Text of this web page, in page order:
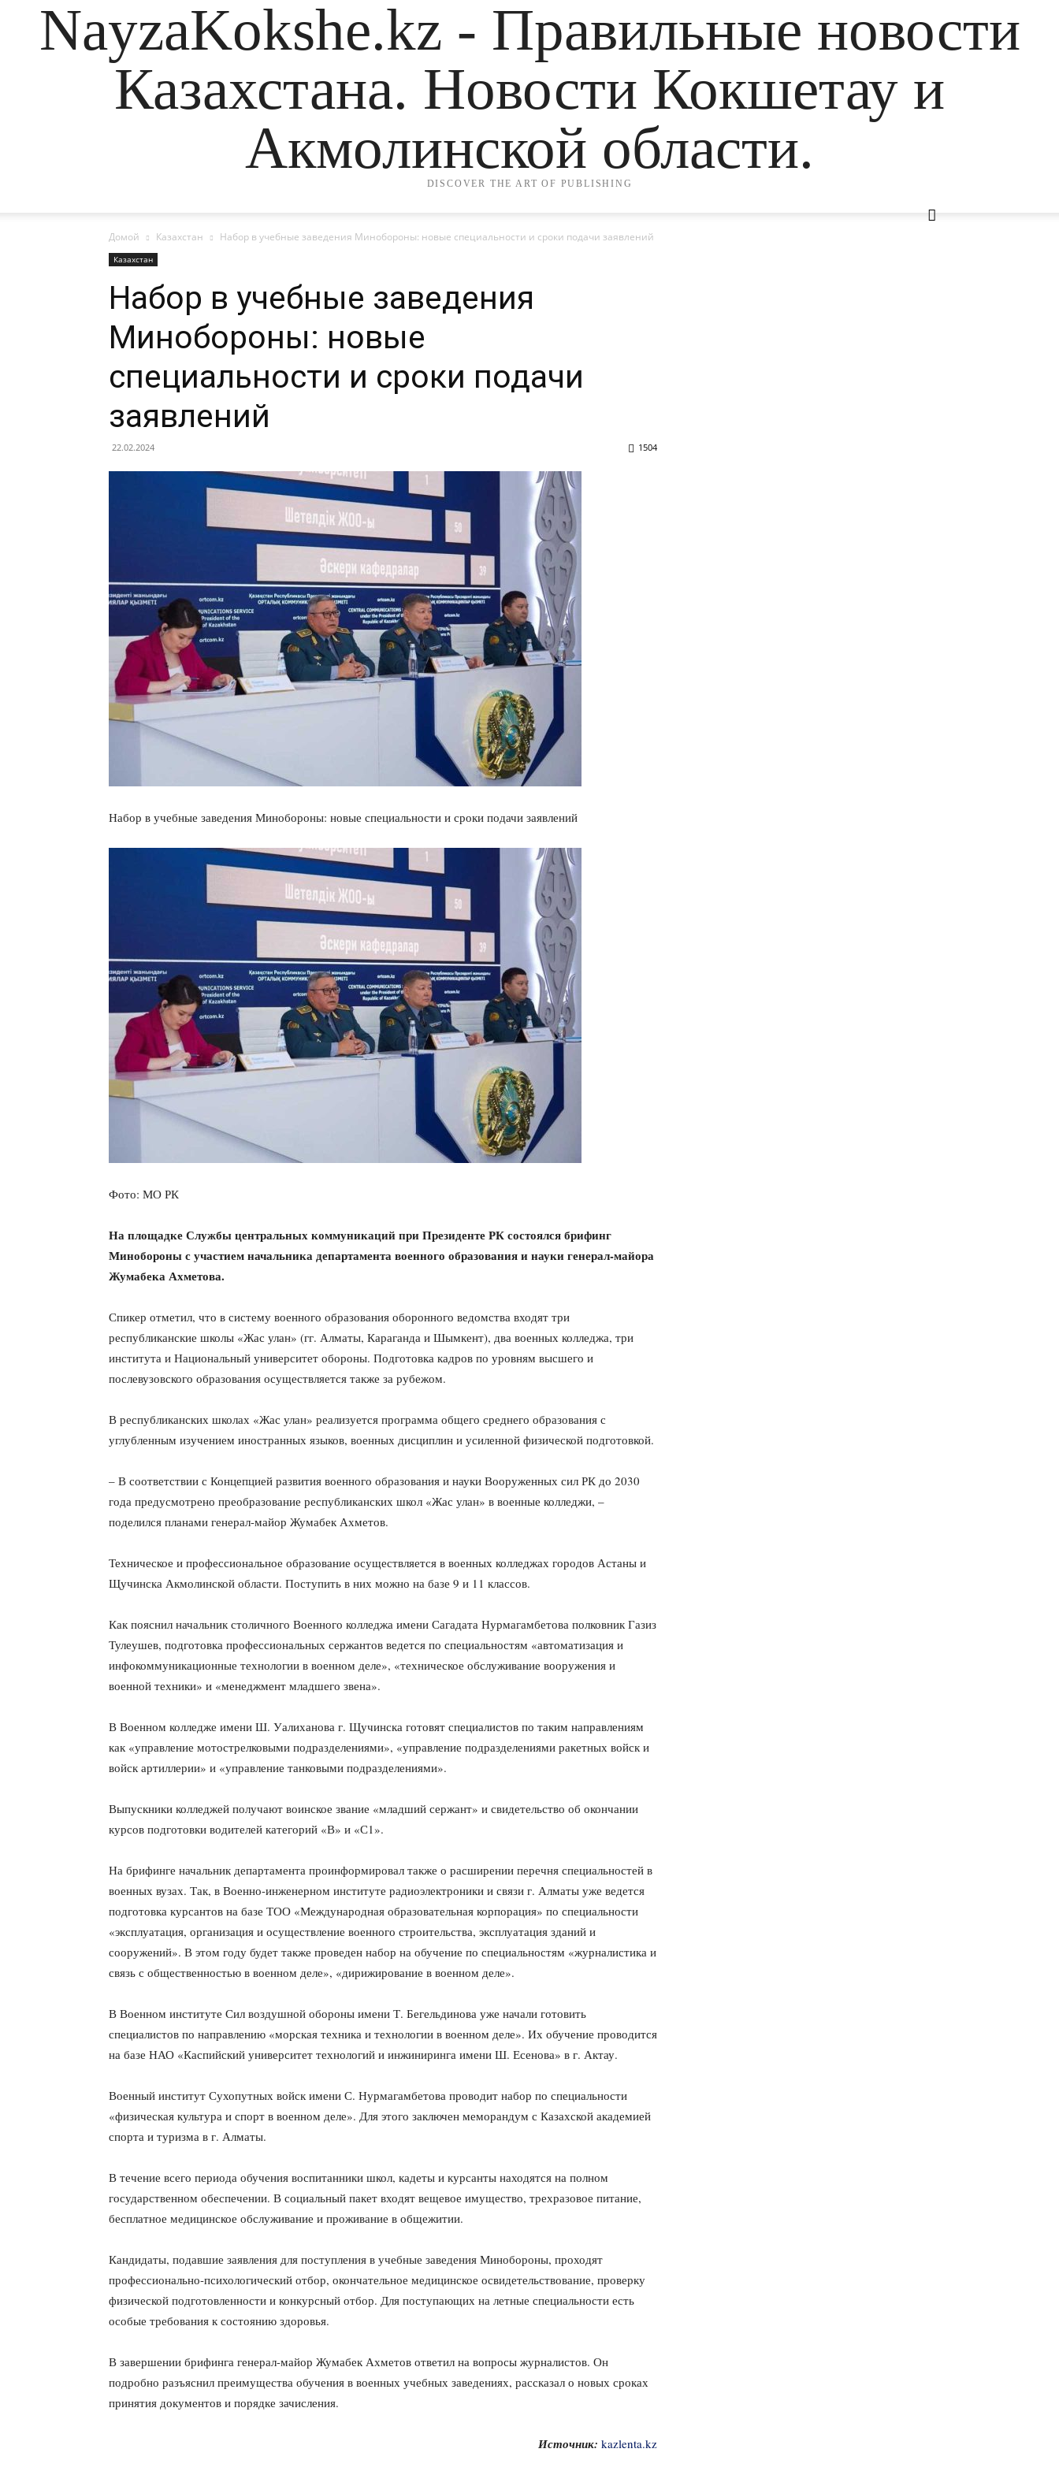
NayzaKokshe.kz - Правильные новости
Казахстана. Новости Кокшетау и
Акмолинской области.
DISCOVER THE ART OF PUBLISHING
Домой Казахстан Набор в учебные заведения Минобороны: новые специальности и сроки подачи заявлений
Казахстан
Набор в учебные заведения
Минобороны: новые
специальности и сроки подачи
заявлений
22.02.2024 1504
Набор в учебные заведения Минобороны: новые специальности и сроки подачи заявлений
Фото: МО РК
На площадке Службы центральных коммуникаций при Президенте РК состоялся брифинг
Минобороны с участием начальника департамента военного образования и науки генерал-майора
Жумабека Ахметова.
Спикер отметил, что в систему военного образования оборонного ведомства входят три
республиканские школы «Жас улан» (гг. Алматы, Караганда и Шымкент), два военных колледжа, три
института и Национальный университет обороны. Подготовка кадров по уровням высшего и
послевузовского образования осуществляется также за рубежом.
В республиканских школах «Жас улан» реализуется программа общего среднего образования с
углубленным изучением иностранных языков, военных дисциплин и усиленной физической подготовкой.
– В соответствии с Концепцией развития военного образования и науки Вооруженных сил РК до 2030
года предусмотрено преобразование республиканских школ «Жас улан» в военные колледжи, –
поделился планами генерал-майор Жумабек Ахметов.
Техническое и профессиональное образование осуществляется в военных колледжах городов Астаны и
Щучинска Акмолинской области. Поступить в них можно на базе 9 и 11 классов.
Как пояснил начальник столичного Военного колледжа имени Сагадата Нурмагамбетова полковник Газиз
Тулеушев, подготовка профессиональных сержантов ведется по специальностям «автоматизация и
инфокоммуникационные технологии в военном деле», «техническое обслуживание вооружения и
военной техники» и «менеджмент младшего звена».
В Военном колледже имени Ш. Уалиханова г. Щучинска готовят специалистов по таким направлениям
как «управление мотострелковыми подразделениями», «управление подразделениями ракетных войск и
войск артиллерии» и «управление танковыми подразделениями».
Выпускники колледжей получают воинское звание «младший сержант» и свидетельство об окончании
курсов подготовки водителей категорий «В» и «С1».
На брифинге начальник департамента проинформировал также о расширении перечня специальностей в
военных вузах. Так, в Военно-инженерном институте радиоэлектроники и связи г. Алматы уже ведется
подготовка курсантов на базе ТОО «Международная образовательная корпорация» по специальности
«эксплуатация, организация и осуществление военного строительства, эксплуатация зданий и
сооружений». В этом году будет также проведен набор на обучение по специальностям «журналистика и
связь с общественностью в военном деле», «дирижирование в военном деле».
В Военном институте Сил воздушной обороны имени Т. Бегельдинова уже начали готовить
специалистов по направлению «морская техника и технологии в военном деле». Их обучение проводится
на базе НАО «Каспийский университет технологий и инжиниринга имени Ш. Есенова» в г. Актау.
Военный институт Сухопутных войск имени С. Нурмагамбетова проводит набор по специальности
«физическая культура и спорт в военном деле». Для этого заключен меморандум с Казахской академией
спорта и туризма в г. Алматы.
В течение всего периода обучения воспитанники школ, кадеты и курсанты находятся на полном
государственном обеспечении. В социальный пакет входят вещевое имущество, трехразовое питание,
бесплатное медицинское обслуживание и проживание в общежитии.
Кандидаты, подавшие заявления для поступления в учебные заведения Минобороны, проходят
профессионально-психологический отбор, окончательное медицинское освидетельствование, проверку
физической подготовленности и конкурсный отбор. Для поступающих на летные специальности есть
особые требования к состоянию здоровья.
В завершении брифинга генерал-майор Жумабек Ахметов ответил на вопросы журналистов. Он
подробно разъяснил преимущества обучения в военных учебных заведениях, рассказал о новых сроках
принятия документов и порядке зачисления.
Источник: kazlenta.kz